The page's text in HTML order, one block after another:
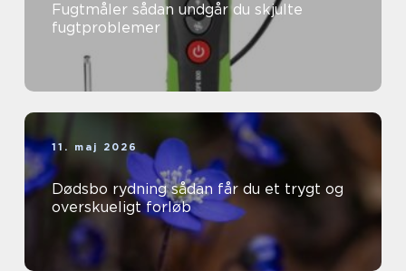
Fugtmåler sådan undgår du skjulte
fugtproblemer
11. maj 2026
Dødsbo rydning sådan får du et trygt og
overskueligt forløb